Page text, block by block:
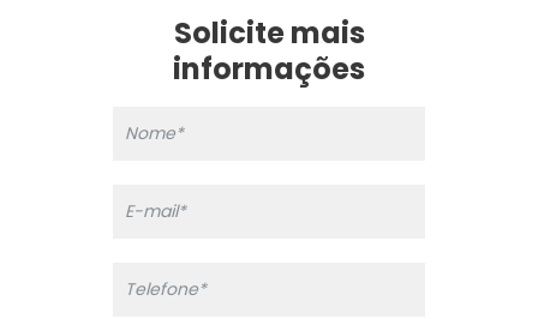
Solicite mais
informações